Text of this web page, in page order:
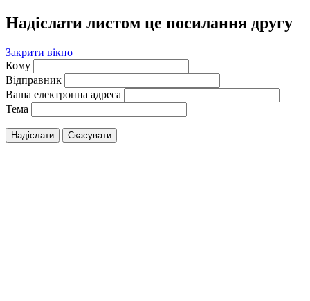
Надіслати листом це посилання другу
Закрити вікно
Кому
Відправник
Ваша електронна адреса
Тема
Надіслати Скасувати